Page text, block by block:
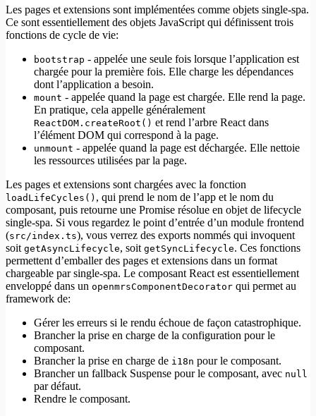
Les pages et extensions sont implémentées comme objets single-spa.
Ce sont essentiellement des objets JavaScript qui définissent trois
fonctions de cycle de vie:
bootstrap - appelée une seule fois lorsque l’application est
chargée pour la première fois. Elle charge les dépendances
dont l’application a besoin.
mount - appelée quand la page est chargée. Elle rend la page.
En pratique, cela appelle généralement
ReactDOM.createRoot() et rend l’arbre React dans
l’élément DOM qui correspond à la page.
unmount - appelée quand la page est déchargée. Elle nettoie
les ressources utilisées par la page.
Les pages et extensions sont chargées avec la fonction
loadLifeCycles() , qui prend le nom de l’app et le nom du
composant, puis retourne une Promise résolue en objet de lifecycle
single-spa. Si vous regardez le point d’entrée d’un module frontend
(src/index.ts), vous verrez des exports nommés qui invoquent
soit getAsyncLifecycle, soit getSyncLifecycle. Ces fonctions
permettent d’emballer des pages et extensions dans un format
chargeable par single-spa. Le composant React est essentiellement
enveloppé dans un openmrsComponentDecorator qui permet au
framework de:
Gérer les erreurs si le rendu échoue de façon catastrophique.
Brancher la prise en charge de la configuration pour le
composant.
Brancher la prise en charge de i18n pour le composant.
Brancher un fallback Suspense pour le composant, avec null
par défaut.
Rendre le composant.